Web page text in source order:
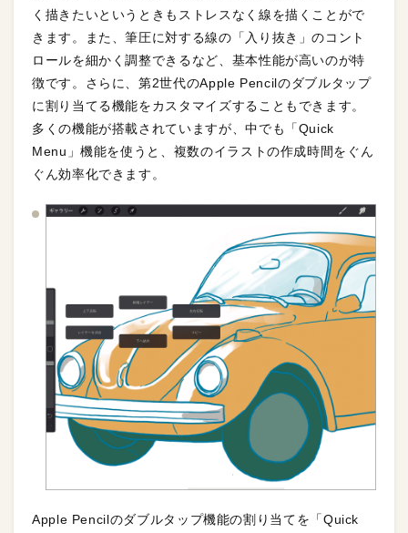
く描きたいというときもストレスなく線を描くことがで
きます。また、筆圧に対する線の「入り抜き」のコント
ロールを細かく調整できるなど、基本性能が高いのが特
徴です。さらに、第2世代のApple Pencilのダブルタップ
に割り当てる機能をカスタマイズすることもできます。
多くの機能が搭載されていますが、中でも「Quick
Menu」機能を使うと、複数のイラストの作成時間をぐん
ぐん効率化できます。
Apple Pencilのダブルタップ機能の割り当てを「Quick